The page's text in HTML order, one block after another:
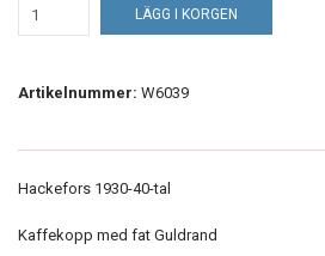
LÄGG I KORGEN
Artikelnummer: W6039
Hackefors 1930-40-tal
Kaffekopp med fat Guldrand